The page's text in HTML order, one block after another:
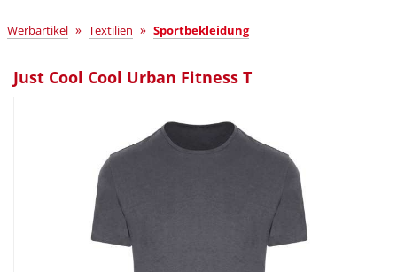
Werbartikel » Textilien » Sportbekleidung
Just Cool Cool Urban Fitness T